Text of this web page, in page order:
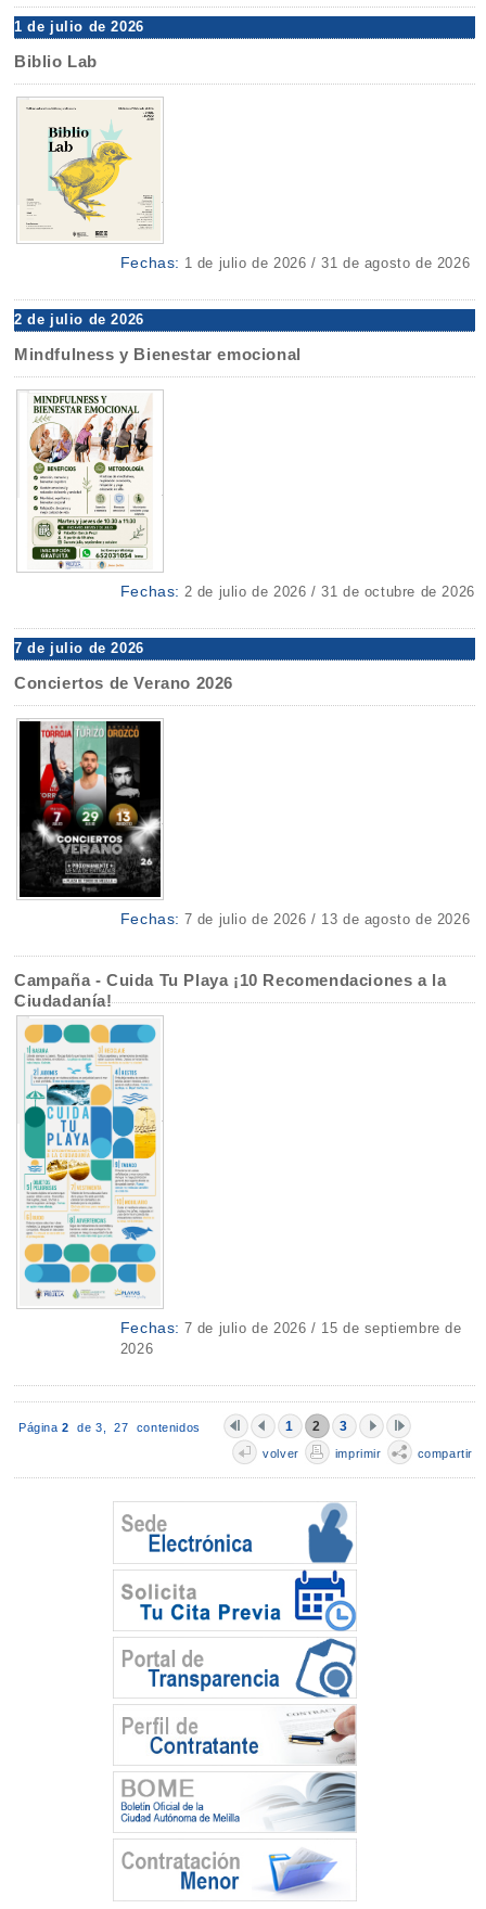
1 de julio de 2026
Biblio Lab
Fechas: 1 de julio de 2026 / 31 de agosto de 2026
2 de julio de 2026
Mindfulness y Bienestar emocional
Fechas: 2 de julio de 2026 / 31 de octubre de 2026
7 de julio de 2026
Conciertos de Verano 2026
Fechas: 7 de julio de 2026 / 13 de agosto de 2026
Campaña - Cuida Tu Playa ¡10 Recomendaciones a la
Ciudadanía!
Fechas: 7 de julio de 2026 / 15 de septiembre de
2026
Página 2 de 3,27 contenidos 1 2 3
volver imprimir compartir